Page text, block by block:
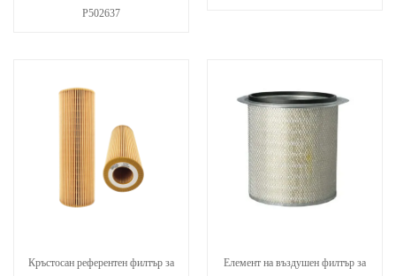
P502637
Кръстосан референтен филтър за
Елемент на въздушен филтър за